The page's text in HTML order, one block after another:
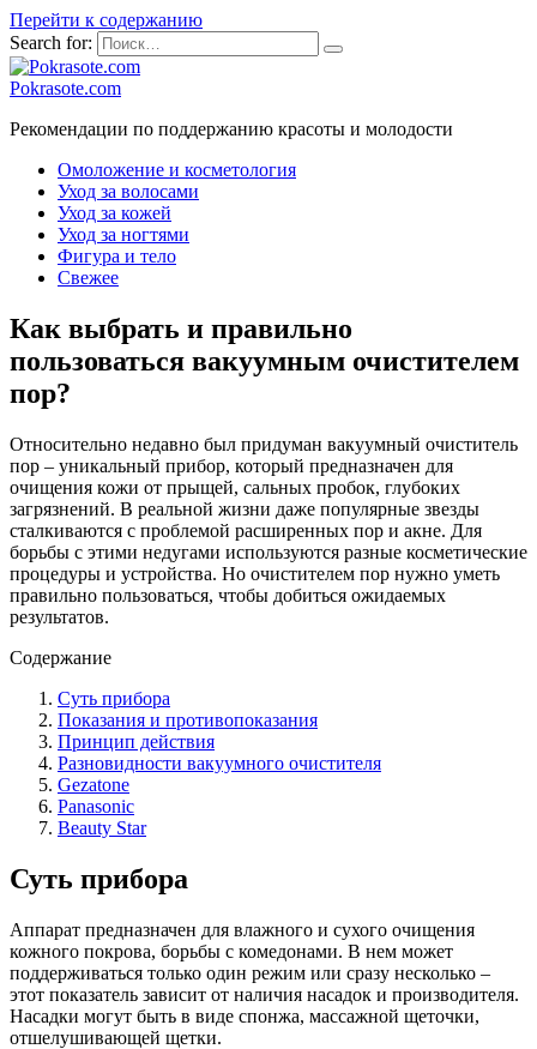
Перейти к содержанию
Search for:
Pokrasote.com
Рекомендации по поддержанию красоты и молодости
Омоложение и косметология
Уход за волосами
Уход за кожей
Уход за ногтями
Фигура и тело
Свежее
Как выбрать и правильно
пользоваться вакуумным очистителем
пор?
Относительно недавно был придуман вакуумный очиститель
пор – уникальный прибор, который предназначен для
очищения кожи от прыщей, сальных пробок, глубоких
загрязнений. В реальной жизни даже популярные звезды
сталкиваются с проблемой расширенных пор и акне. Для
борьбы с этими недугами используются разные косметические
процедуры и устройства. Но очистителем пор нужно уметь
правильно пользоваться, чтобы добиться ожидаемых
результатов.
Содержание
Суть прибора
Показания и противопоказания
Принцип действия
Разновидности вакуумного очистителя
Gezatone
Panasonic
Beauty Star
Суть прибора
Аппарат предназначен для влажного и сухого очищения
кожного покрова, борьбы с комедонами. В нем может
поддерживаться только один режим или сразу несколько –
этот показатель зависит от наличия насадок и производителя.
Насадки могут быть в виде спонжа, массажной щеточки,
отшелушивающей щетки.